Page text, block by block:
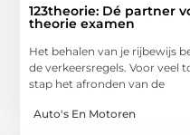
123theorie: Dé partner
theorie examen
Het behalen van je rijbewijs
de verkeersregels. Voor veel
stap het afronden van de
Auto's En Motoren